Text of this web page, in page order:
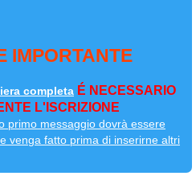
IMPORTANTE
completa É NECESSARIO
L'ISCRIZIONE
primo messaggio dovrà essere
venga fatto prima di inserirne altri